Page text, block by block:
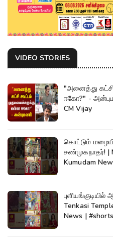
VIDEO STORIES
"அனைத்து
ஈகோ?" -
CM Vijay
கொட்டும்
சண்முகநாதர்! |
Kumudam
Tenkasi
News | #shorts